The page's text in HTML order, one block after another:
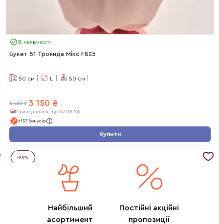
В наявності
Букет 51 Троянда Мікс F825
50 см L 50 см
4 450 ₴ 3 150 ₴
При відправці до 07.08.26
+157 бонусів
Купити
-29%
Найбільший
асортимент
Постійні акційні
пропозиції